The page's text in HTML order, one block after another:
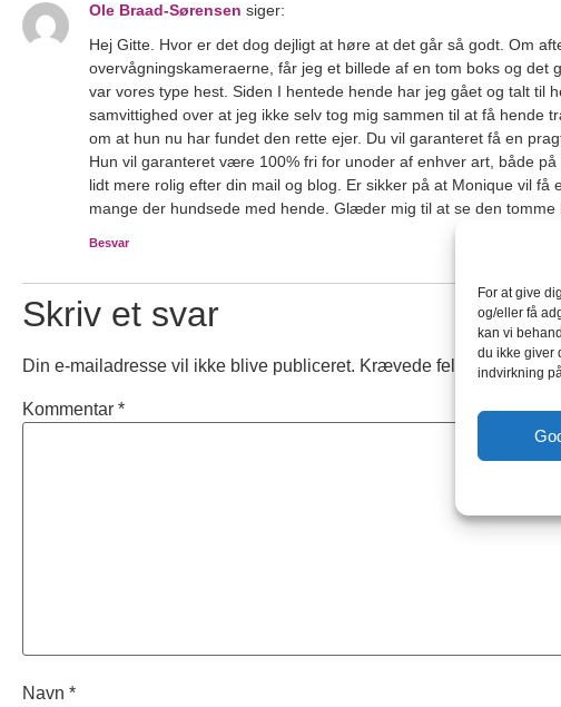
For at give
og/eller få
kan vi
du ikke giver
indvirkning
Ole Braad-Sørensen siger:
Hej Gitte. Hvor er det dog dejligt at høre at det går så godt. Om
overvågningskameraerne, får jeg et billede af en tom boks og det
var vores type hest. Siden I hentede hende har jeg gået og talt til
samvittighed over at jeg ikke selv tog mig sammen til at få hende
om at hun nu har fundet den rette ejer. Du vil garanteret få en
Hun vil garanteret være 100% fri for unoder af enhver art, både
lidt mere rolig efter din mail og blog. Er sikker på at Monique vil
mange der hundsede med hende. Glæder mig til at se den
Besvar
Skriv et svar
Din e-mailadresse vil ikke blive publiceret. Krævede felter er
Kommentar *
Navn *